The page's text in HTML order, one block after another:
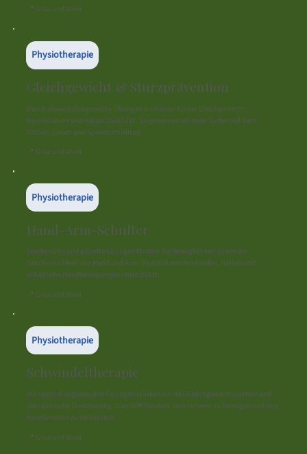
📍 Graz und Wien
Physiotherapie
Gleichgewicht & Sturzprävention
Durch abwechslungsreiche Übungen trainieren Kinder Gleichgewicht,
Koordination und Körperstabilität. So gewinnen sie mehr Sicherheit beim
Stehen, Gehen und Spielen im Alltag.
📍 Graz und Wien
Physiotherapie
Hand-Arm-Schulter
Spielerische und gezielte Übungen fördern die Beweglichkeit sowie die
Geschicklichkeit von Hand und Arm. Dadurch werden Greifen, Halten und
alltägliche Handbewegungen unterstützt.
📍 Graz und Wien
Physiotherapie
Schwindeltherapie
Mit speziell angepassten Übungen stärken wir das Gleichgewichtssystem und
die räumliche Orientierung. Dies hilft Kindern, sich sicherer zu bewegen und ihre
Koordination zu verbessern.
📍 Graz und Wien